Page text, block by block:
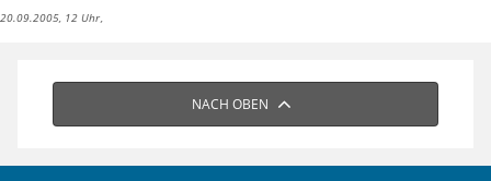
20.09.2005, 12 Uhr
NACH OBEN